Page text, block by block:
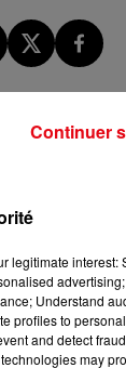
legitimate interest:
Understand
profiles to
and detect
may
Continuer